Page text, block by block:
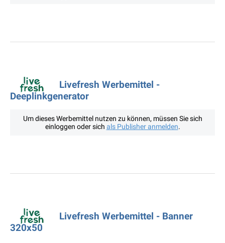
Livefresh Werbemittel -
Deeplinkgenerator
Um dieses Werbemittel nutzen zu können, müssen Sie sich
einloggen oder sich als Publisher anmelden.
Livefresh Werbemittel - Banner
320x50